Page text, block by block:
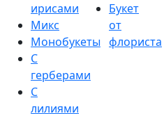
ирисами
Микс
Монобукеты
С
герберами
С
лилиями
Букет
от
флориста